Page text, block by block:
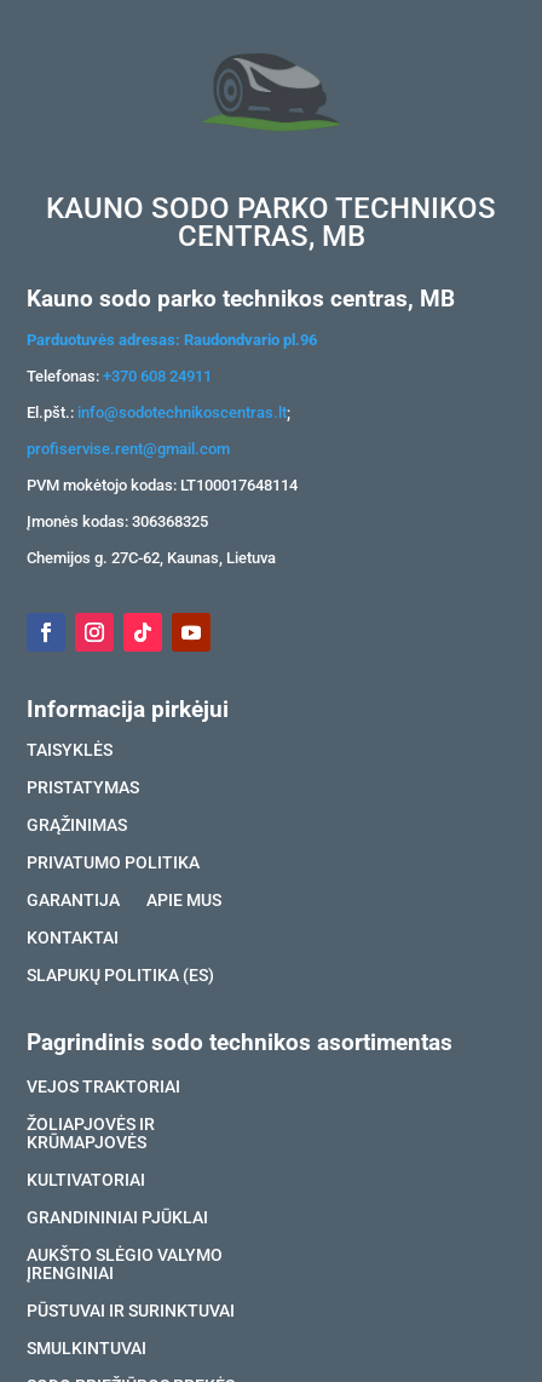
KAUNO SODO PARKO TECHNIKOS
CENTRAS, MB
Kauno sodo parko technikos centras, MB
Parduotuvės adresas: Raudondvario pl.96
Telefonas:+370 608 24911
El.pšt.: info@sodotechnikoscentras.lt;
profiservise.rent@gmail.com
PVM mokėtojo kodas: LT100017648114
Įmonės kodas: 306368325
Chemijos g. 27C-62, Kaunas, Lietuva
Informacija pirkėjui
TAISYKLĖS
PRISTATYMAS
GRĄŽINIMAS
PRIVATUMO POLITIKA
GARANTIJA
APIE MUS
KONTAKTAI
SLAPUKŲ POLITIKA (ES)
Pagrindinis sodo technikos asortimentas
VEJOS TRAKTORIAI
ŽOLIAPJOVĖS IR
KRŪMAPJOVĖS
KULTIVATORIAI
GRANDININIAI PJŪKLAI
AUKŠTO SLĖGIO VALYMO
ĮRENGINIAI
PŪSTUVAI IR SURINKTUVAI
SMULKINTUVAI